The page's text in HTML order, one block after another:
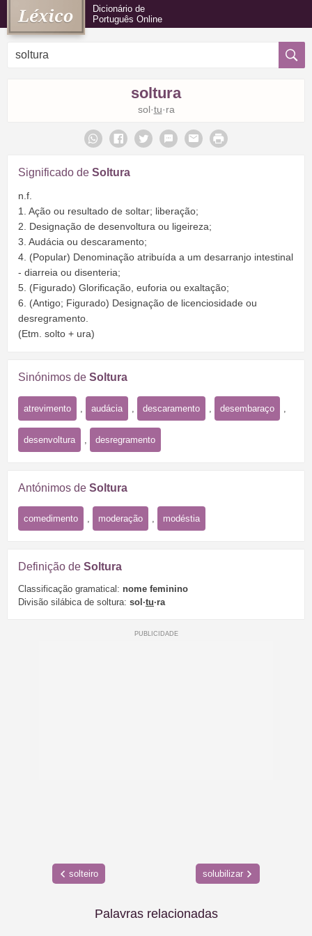
Dicionário de
Português Online
soltura
sol·tu·ra
Significado de Soltura
n.f.
1. Ação ou resultado de soltar; liberação;
2. Designação de desenvoltura ou ligeireza;
3. Audácia ou descaramento;
4. (Popular) Denominação atribuída a um desarranjo intestinal
- diarreia ou disenteria;
5. (Figurado) Glorificação, euforia ou exaltação;
6. (Antigo; Figurado) Designação de licenciosidade ou
desregramento.
(Etm. solto + ura)
Sinónimos de Soltura
atrevimento audácia descaramento desembaraço
desenvoltura desregramento
Antónimos de Soltura
comedimento , moderação , modéstia
Definição de Soltura
Classificação gramatical: nome feminino
Divisão silábica de soltura: sol·tu·ra
solteiro solubilizar
Palavras relacionadas